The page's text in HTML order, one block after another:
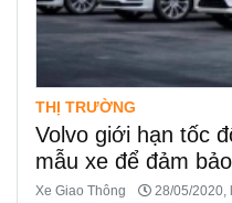
THỊ TRƯỜNG
Volvo giới hạn tốc
mẫu xe để đảm
Xe Giao Thông 28/05/2020,